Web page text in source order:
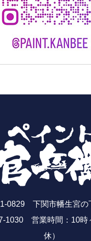
0829 下関市幡生宮の
1030 営業時間：10
休）